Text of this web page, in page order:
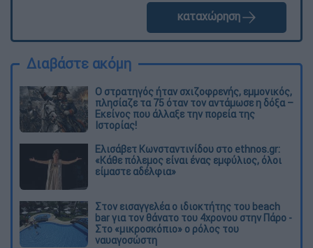
καταχώρηση
Διαβάστε ακόμη
O στρατηγός ήταν σχιζοφρενής, εμμονικός,
πλησίαζε τα 75 όταν τον αντάμωσε η δόξα –
Εκείνος που άλλαξε την πορεία της
Ιστορίας!
Ελισάβετ Κωνσταντινίδου στο ethnos.gr:
«Κάθε πόλεμος είναι ένας εμφύλιος, όλοι
είμαστε αδέλφια»
Στον εισαγγελέα ο ιδιοκτήτης του beach
bar για τον θάνατο του 4χρονου στην Πάρο -
Στο «μικροσκόπιο» ο ρόλος του
ναυαγοσώστη